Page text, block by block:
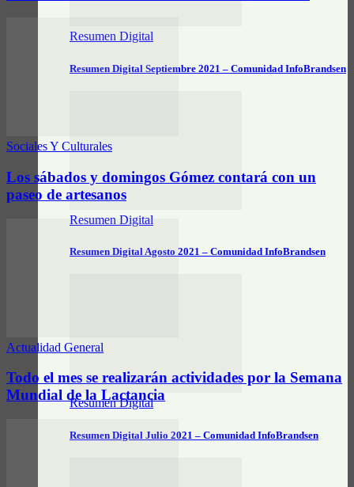
Resumen Digital
Resumen Digital Septiembre 2021 – Comunidad InfoBrandsen
Resumen Digital
Resumen Digital Agosto 2021 – Comunidad InfoBrandsen
Resumen Digital
Resumen Digital Julio 2021 – Comunidad InfoBrandsen
Sociales Y Culturales
Los sábados y domingos Gómez contará con un
paseo de artesanos
Actualidad General
Todo el mes se realizarán actividades por la Semana
Mundial de la Lactancia